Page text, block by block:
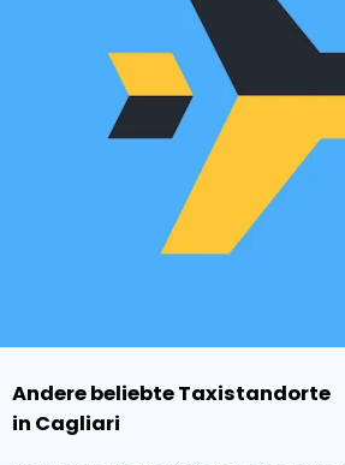
Andere beliebte Taxistandorte
in Cagliari